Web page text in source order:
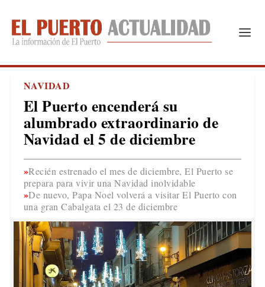
NAVIDAD
El Puerto encenderá su
alumbrado extraordinario de
Navidad el 5 de diciembre
Recién estrenado el mes de diciembre, El Puerto se
prepara para vivir una Navidad inolvidable
De nuevo, Papa Noel volverá a visitar El Puerto con
una gran Cabalgata el 23 de diciembre